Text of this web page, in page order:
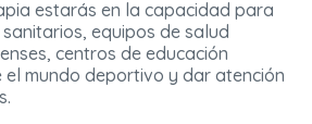
estarás en la capacidad para
equipos de salud
centros de educación
el mundo deportivo y dar atención